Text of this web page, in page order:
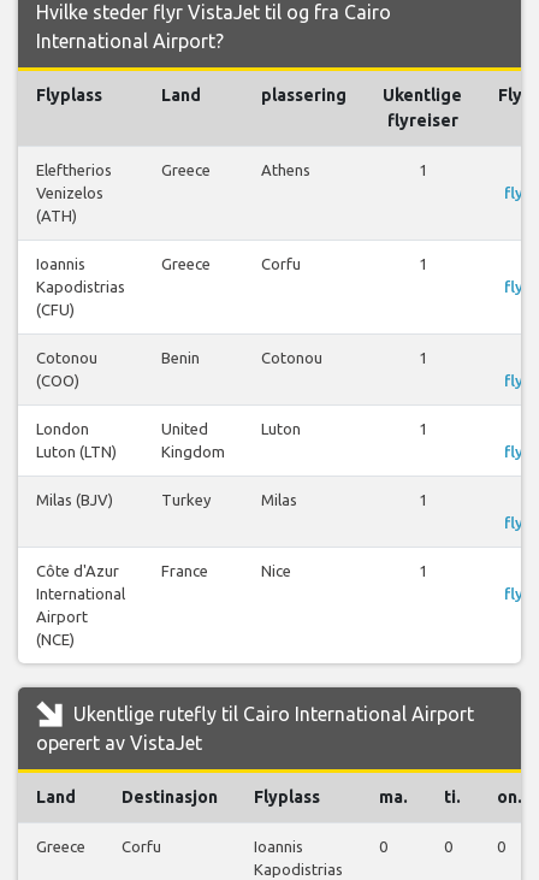
Hvilke steder flyr VistaJet til og fra Cairo
International Airport?
Flyplass Land plassering
Ukentlige
flyreiser
Eleftherios
Venizelos
(ATH)
Greece Athens 1
Ioannis
Kapodistrias
(CFU)
Greece Corfu 1
Cotonou
(COO)
Benin Cotonou 1
London
Luton (LTN)
United
Kingdom
Luton 1
Milas (BJV) Turkey Milas 1
Côte d'Azur
International
Airport
(NCE)
France Nice 1
Ukentlige rutefly til Cairo International Airport
operert av VistaJet
Land Destinasjon Flyplass ma. ti. on.
Greece Corfu
Ioannis
Kapodistrias
0 0 0